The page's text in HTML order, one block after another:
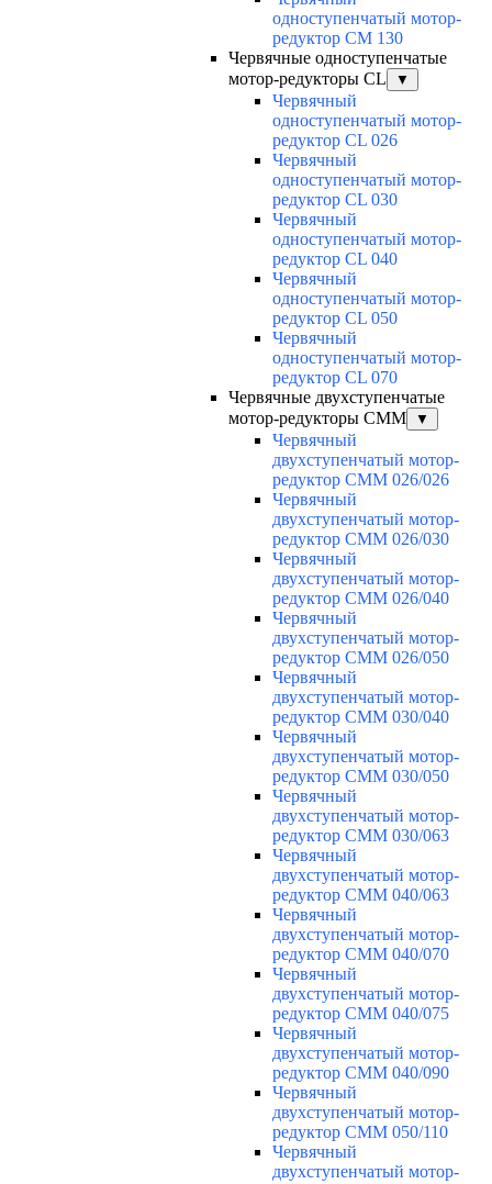
одноступенчатый мотор-
редуктор CM 130
Червячные одноступенчатые
мотор-редукторы CL
▼
Червячный
одноступенчатый мотор-
редуктор CL 026
Червячный
одноступенчатый мотор-
редуктор CL 030
Червячный
одноступенчатый мотор-
редуктор CL 040
Червячный
одноступенчатый мотор-
редуктор CL 050
Червячный
одноступенчатый мотор-
редуктор CL 070
Червячные двухступенчатые
мотор-редукторы CMM
▼
Червячный
двухступенчатый мотор-
редуктор CMM 026/026
Червячный
двухступенчатый мотор-
редуктор CMM 026/030
Червячный
двухступенчатый мотор-
редуктор CMM 026/040
Червячный
двухступенчатый мотор-
редуктор CMM 026/050
Червячный
двухступенчатый мотор-
редуктор CMM 030/040
Червячный
двухступенчатый мотор-
редуктор CMM 030/050
Червячный
двухступенчатый мотор-
редуктор CMM 030/063
Червячный
двухступенчатый мотор-
редуктор CMM 040/063
Червячный
двухступенчатый мотор-
редуктор CMM 040/070
Червячный
двухступенчатый мотор-
редуктор CMM 040/075
Червячный
двухступенчатый мотор-
редуктор CMM 040/090
Червячный
двухступенчатый мотор-
редуктор CMM 050/110
Червячный
двухступенчатый мотор-